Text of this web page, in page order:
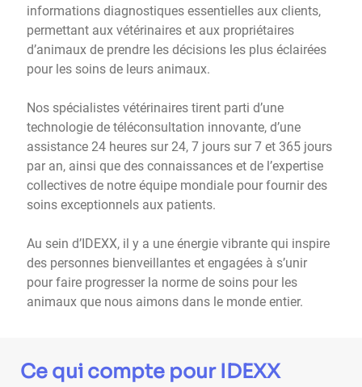
informations diagnostiques essentielles aux clients,
permettant aux vétérinaires et aux propriétaires
d’animaux de prendre les décisions les plus éclairées
pour les soins de leurs animaux.
Nos spécialistes vétérinaires tirent parti d’une
technologie de téléconsultation innovante, d’une
assistance 24 heures sur 24, 7 jours sur 7 et 365 jours
par an, ainsi que des connaissances et de l’expertise
collectives de notre équipe mondiale pour fournir des
soins exceptionnels aux patients.
Au sein d’IDEXX, il y a une énergie vibrante qui inspire
des personnes bienveillantes et engagées à s’unir
pour faire progresser la norme de soins pour les
animaux que nous aimons dans le monde entier.
Ce qui compte pour IDEXX